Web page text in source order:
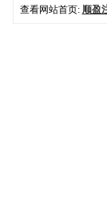
查看网站首页: 顺盈